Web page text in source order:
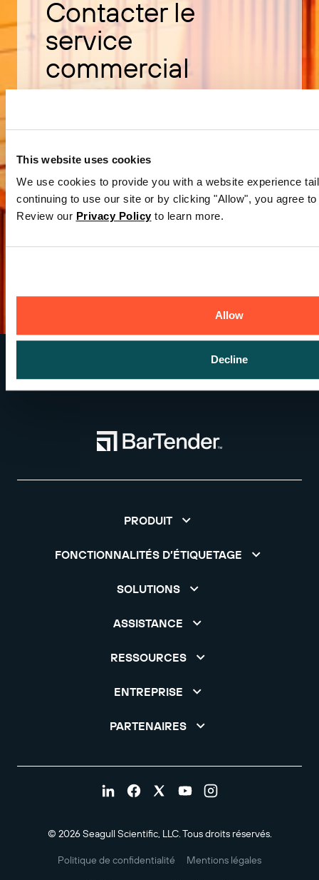
This website uses cookies
We use cookies to provide you with a website experience
continuing to use our site or by clicking "Allow", you agree
Review our Privacy Policyto learn more.
Allow
Decline
Contacter le
service
commercial
logiciel BarTender.
Contacter le service commercial
PRODUIT
FONCTIONNALITÉS D’ÉTIQUETAGE
SOLUTIONS
ASSISTANCE
RESSOURCES
ENTREPRISE
PARTENAIRES
© 2026 Seagull Scientific, LLC. Tous droits réservés.
Politique de confidentialité Mentions légales